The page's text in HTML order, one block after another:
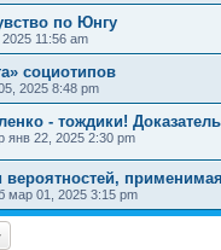
по Юнгу
11:56 am
социотипов
2025 8:48 pm
- тождики!
янв 22, 2025 2:30 pm
вероятностей,
мар 01, 2025 3:15 pm